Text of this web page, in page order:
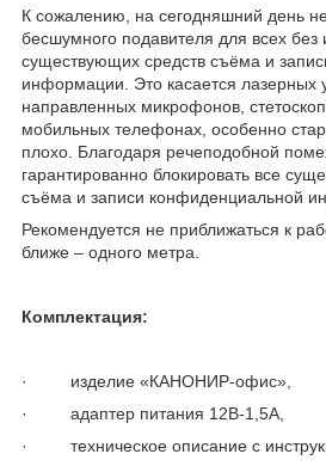
К сожалению, на сегодняшний день
бесшумного подавителя для всех без
существующих средств съёма и
информации. Это касается лазерных
направленных микрофонов,
мобильных телефонах, особенно
плохо. Благодаря речеподобной
гарантированно блокировать все
съёма и записи конфиденциальной
Рекомендуется не приближаться к
ближе – одного метра.
Комплектация:
· изделие «КАНОНИР-офис»,
· адаптер питания 12В-1,5А,
· техническое описание с